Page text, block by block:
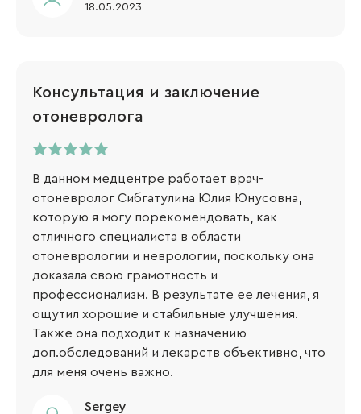
18.05.2023
Консультация и заключение
отоневролога
В данном медцентре работает врач-
отоневролог Сибгатулина Юлия Юнусовна,
которую я могу порекомендовать, как
отличного специалиста в области
отоневрологии и неврологии, поскольку она
доказала свою грамотность и
профессионализм. В результате ее лечения, я
ощутил хорошие и стабильные улучшения.
Также она подходит к назначению
доп.обследований и лекарств объективно, что
для меня очень важно.
Sergey​